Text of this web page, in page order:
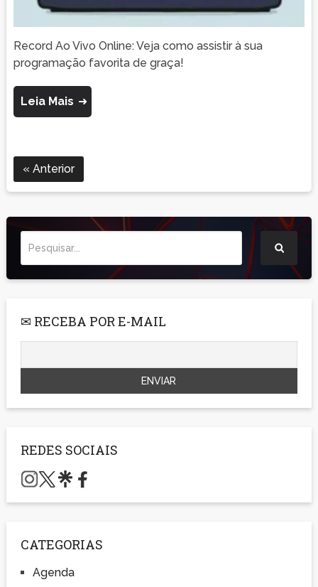
Record Ao Vivo Online: Veja como assistir à sua
programação favorita de graça!
Leia Mais
Anterior
✉ RECEBA POR E-MAIL
REDES SOCIAIS
CATEGORIAS
Agenda